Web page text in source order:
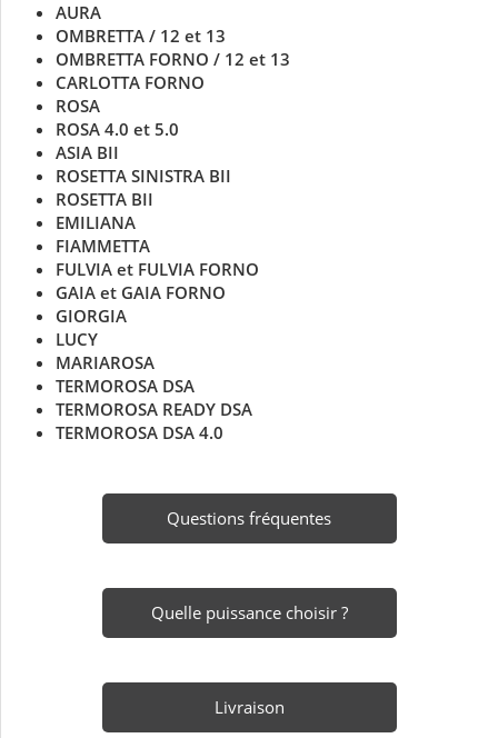
AURA
OMBRETTA / 12 et 13
OMBRETTA FORNO / 12 et 13
CARLOTTA FORNO
ROSA
ROSA 4.0 et 5.0
ASIA BII
ROSETTA SINISTRA BII
ROSETTA BII
EMILIANA
FIAMMETTA
FULVIA et FULVIA FORNO
GAIA et GAIA FORNO
GIORGIA
LUCY
MARIAROSA
TERMOROSA DSA
TERMOROSA READY DSA
TERMOROSA DSA 4.0
Questions fréquentes
Quelle puissance choisir ?
Livraison